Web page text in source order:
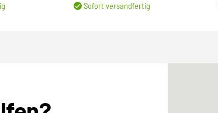
Sofort versandfertig